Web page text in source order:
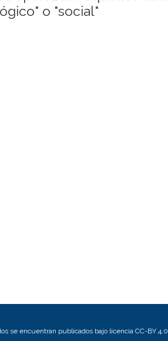
o "social"
se encuentran publicados bajo licencia CC-BY 4.0